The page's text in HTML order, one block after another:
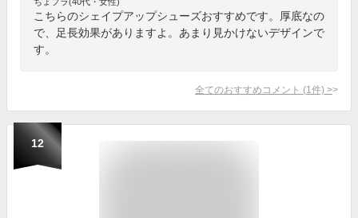
こちらのシェイプアップシューズおすすめです。厚底なの
で、足長効果がありますよ。あまり見かけないデザインで
す。
全てのおすすめコメント (1 件) >
12